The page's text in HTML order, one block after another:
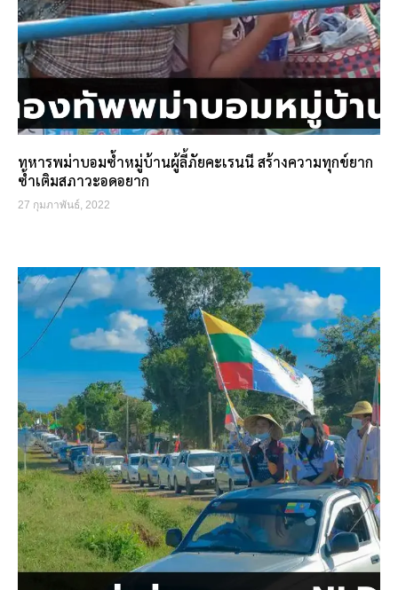
ทหารพม่าบอมซ้ำหมู่บ้านผู้ลี้ภัยคะเรนนี สร้างความทุกข์ยาก
ซ้ำเติมสภาวะอดอยาก
27 กุมภาพันธ์, 2022